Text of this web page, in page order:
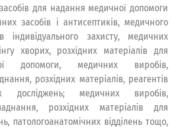
засобів для надання медичної допомоги
засобів і антисептиків, медичного
індивідуального захисту, медичних
хворих, розхідних матеріалів для
допомоги, медичних виробів,
розхідних матеріалів, реагентів
досліджень; медичних виробів,
розхідних матеріалів для
патологоанатомічних відділень тощо,